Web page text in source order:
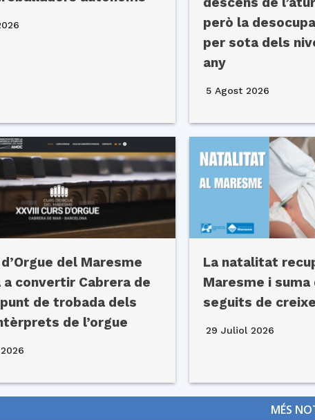
però la
per sota dels
any
5 Agost 2026
del Maresme
convertir Cabrera de
de trobada dels
de l’orgue
La natalitat
Maresme i suma
seguits de
29 Juliol 2026
MÉS